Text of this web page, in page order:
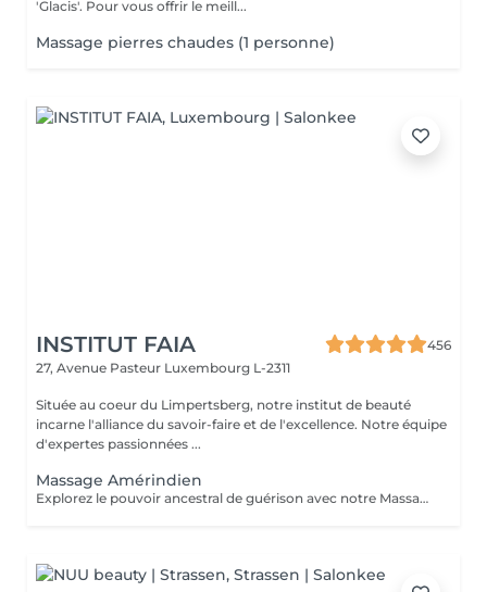
'Glacis'. Pour vous offrir le meill...
Massage pierres chaudes (1 personne)
INSTITUT FAIA
456
27, Avenue Pasteur Luxembourg L-2311
Située au coeur du Limpertsberg, notre institut de beauté
incarne l'alliance du savoir-faire et de l'excellence. Notre équipe
d'expertes passionnées ...
Massage Amérindien
Explorez le pouvoir ancestral de guérison avec notre Massage Amérindien aux Pierres Chaudes. Plongez dans une expérience où la sagesse des traditions amérindiennes se marie à la chaleur bienfaisante des pierres. Les pierres chaudes, soigneusement positionnées le long de votre corps, libèrent une énergie apaisante qui soulage les tensions musculaires et stimule la circulation. Les mouvements rituels et les propriétés énergisantes des pierres créent une harmonie unique entre le physique et le spirituel. Laissez-vous emporter par la chaleur réconfortante et les bienfaits revitalisants de notre Massage Amérindien avec des pierres chaudes.